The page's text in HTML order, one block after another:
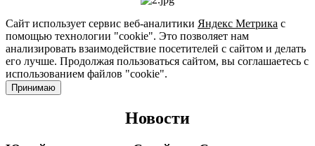
Сайт использует сервис веб-аналитики Яндекс Метрика с
помощью технологии "cookie". Это позволяет нам
анализировать взаимодействие посетителей с сайтом и делать
его лучше. Продолжая пользоваться сайтом, вы соглашаетесь с
использованием файлов "cookie".
Принимаю
Новости